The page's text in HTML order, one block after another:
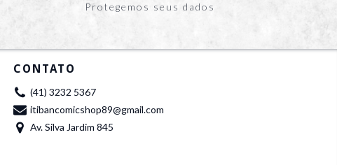
Protegemos seus dados
CONTATO
(41) 3232 5367
itibancomicshop89@gmail.com
Av. Silva Jardim 845